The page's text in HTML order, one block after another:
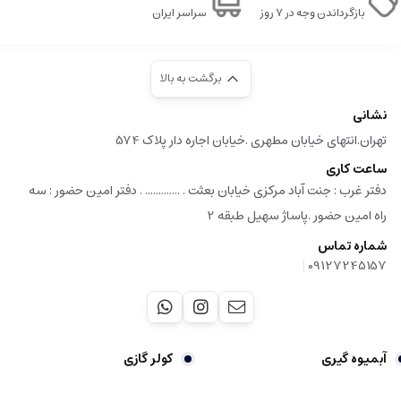
بازگرداندن وجه در ۷ روز
سراسر ایران
برگشت به بالا
نشانی
تهران.انتهای خیابان مطهری .خیابان اجاره دار پلاک 574
ساعت کاری
دفتر غرب : جنت آباد مرکزی خیابان بعثت . ............. . دفتر امین حضور : سه
راه امین حضور .پاساژ سهیل طبقه 2
شماره تماس
09127245157
|
آبمیوه گیری کولر گازی